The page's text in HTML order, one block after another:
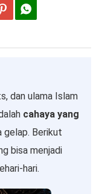
dan ulama Islam
cahaya yang
Berikut
bisa menjadi
hari.